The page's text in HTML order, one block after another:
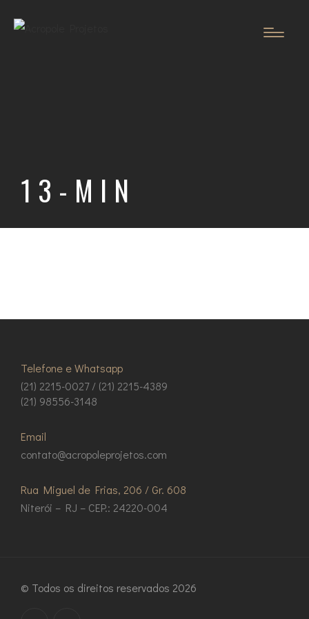
13-MIN
Telefone e Whatsapp
(21) 2215-0027 / (21) 2215-4389
(21) 98556-3148
Email
contato@acropoleprojetos.com
Rua Miguel de Frias, 206 / Gr. 608
Niterói – RJ – CEP.: 24220-004
© Todos os direitos reservados 2026